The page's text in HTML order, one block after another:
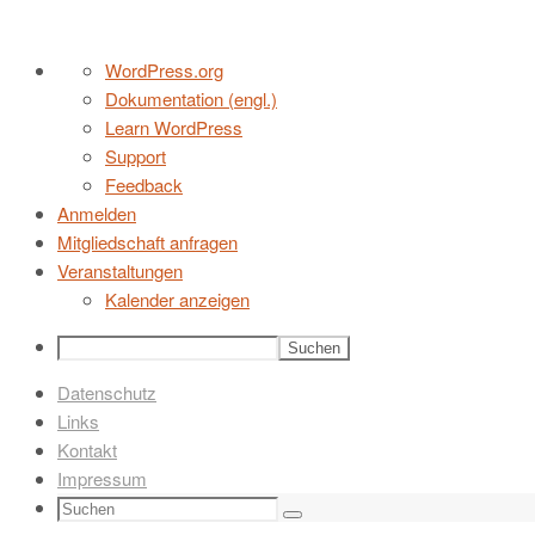
Zum
Über
WordPress
WordPress.org
Dokumentation (engl.)
Learn WordPress
Support
Feedback
Anmelden
Mitgliedschaft anfragen
Veranstaltungen
Kalender anzeigen
Suchen
Datenschutz
Links
Kontakt
Impressum
Suchen
Suchen